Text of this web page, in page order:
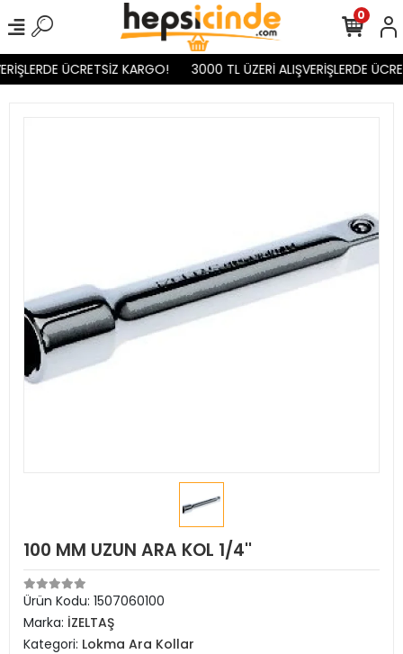
ÜCRETSİZ KARGO! 3000 TL ÜZERİ ALIŞVERİŞLERDE
0
100 MM UZUN ARA KOL 1/4''
Ürün Kodu: 1507060100
Marka: İZELTAŞ
Kategori: Lokma Ara Kollar